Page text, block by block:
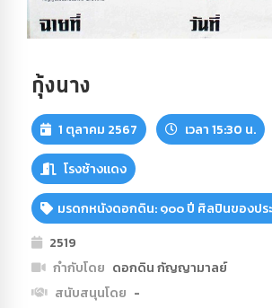
กุ้งนาง
1 ตุลาคม 2567 เวลา 15:30 น.
โรงช้างแดง
มรดกหนังดอกดิน: ๑๐๐ ปี ศิลปินของปร
2519
กำกับโดย ดอกดิน กัญญามาลย์
สนับสนุนโดย -